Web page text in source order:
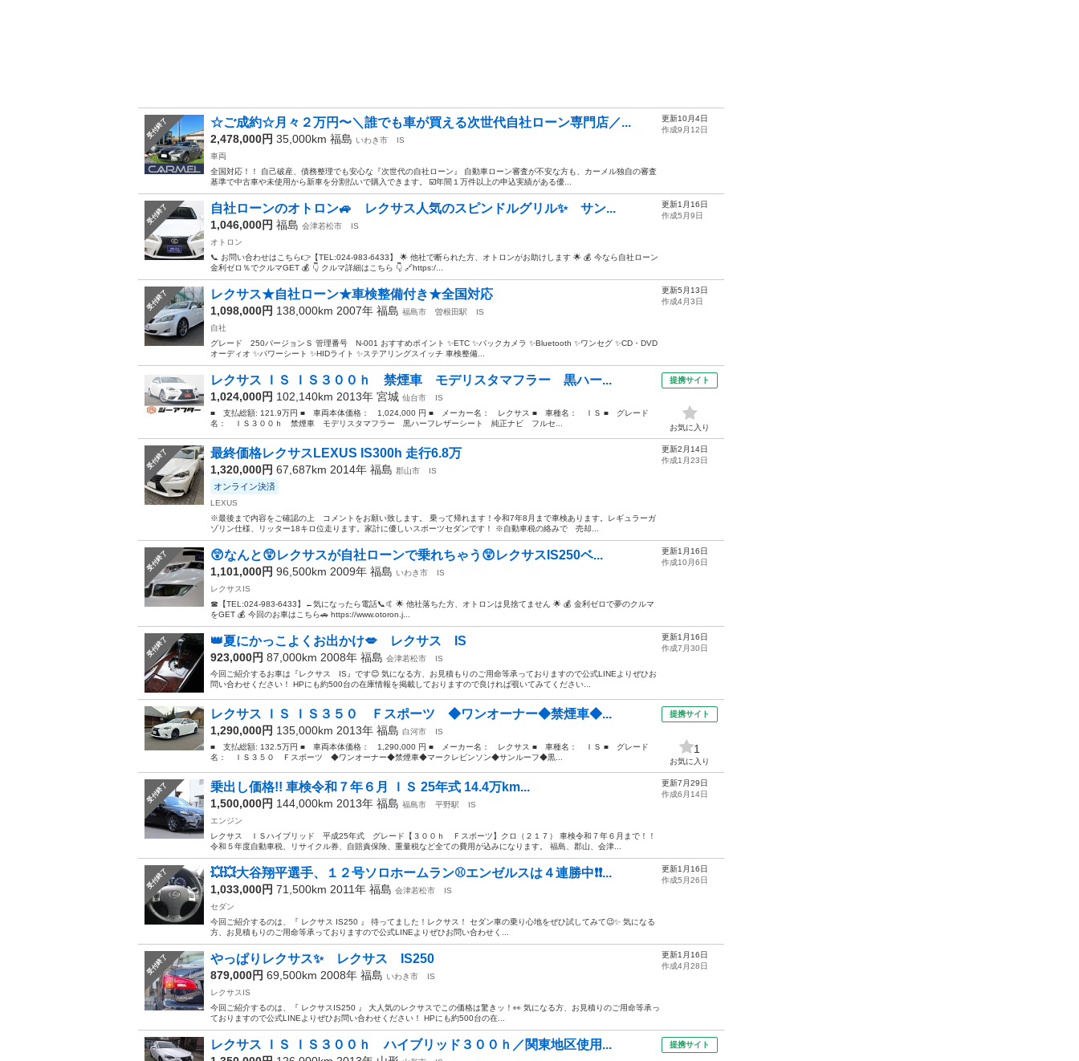
受付終了 ☆ご成約☆月々２万円〜＼誰でも車が買える次世代自社ローン専門店／...
2,478,000円 35,000km 福島 いわき市
IS
車両
全国対応！！ 自己破産、債務整理でも安心な『次世代の自社ローン』 自動車ローン審査が不安な方も、カーメル独自の審査
基準で中古車や未使用から新車を分割払いで購入できます。 ☑️年間１万件以上の申込実績がある優...
更新10月4日
作成9月12日
受付終了 自社ローンのオトロン🚙 レクサス人気のスピンドルグリル✨️ サン...
1,046,000円 福島 会津若松市
IS
オトロン
📞 お問い合わせはこちら👉【TEL:024-983-6433】 🌟 他社で断られた方、オトロンがお助けします 🌟 💰 今なら自社ローン
金利ゼロ％でクルマGET 💰 👇 クルマ詳細はこちら 👇 🔗https:/...
更新1月16日
作成5月9日
受付終了 レクサス★自社ローン★車検整備付き★全国対応
1,098,000円 138,000km 2007年 福島 福島市 曽根田駅
IS
自社
グレード 250バージョンＳ 管理番号 N-001 おすすめポイント ✨ETC ✨バックカメラ ✨Bluetooth ✨ワンセグ ✨CD・DVD
オーディオ ✨パワーシート ✨HIDライト ✨ステアリングスイッチ 車検整備...
更新5月13日
作成4月3日
レクサス ＩＳ ＩＳ３００ｈ 禁煙車 モデリスタマフラー 黒ハー...
1,024,000円 102,140km 2013年 宮城 仙台市
IS
■ 支払総額: 121.9万円 ■ 車両本体価格： 1,024,000 円 ■ メーカー名： レクサス ■ 車種名： ＩＳ ■ グレード
名： ＩＳ３００ｈ 禁煙車 モデリスタマフラー 黒ハーフレザーシート 純正ナビ フルセ...
提携サイト
お気に入り
受付終了 最終価格レクサスLEXUS IS300h 走行6.8万
1,320,000円 67,687km 2014年 福島 郡山市 IS
オンライン決済
LEXUS
※最後まで内容をご確認の上 コメントをお願い致します。 乗って帰れます！令和7年8月まで車検あります。レギュラーガ
ゾリン仕様、リッター18キロ位走ります。家計に優しいスポーツセダンです！ ※自動車税の絡みで 売却...
更新2月14日
作成1月23日
受付終了 😲なんと😲レクサスが自社ローンで乗れちゃう😲レクサスIS250ベ...
1,101,000円 96,500km 2009年 福島 いわき市
IS
レクサスIS
☎【TEL:024-983-6433】←気になったら電話📞🤙 🌟 他社落ちた方、オトロンは見捨てません 🌟 💰 金利ゼロで夢のクルマ
をGET 💰 今回のお車はこちら🚗 https://www.otoron.j...
更新1月16日
作成10月6日
受付終了 👑夏にかっこよくお出かけ💋 レクサス IS
923,000円 87,000km 2008年 福島 会津若松市
IS
今回ご紹介するお車は『レクサス IS』です😊 気になる方、お見積もりのご用命等承っておりますので公式LINEよりぜひお
問い合わせください！ HPにも約500台の在庫情報を掲載しておりますので良ければ覗いてみてください...
更新1月16日
作成7月30日
レクサス ＩＳ ＩＳ３５０ Ｆスポーツ ◆ワンオーナー◆禁煙車◆...
1,290,000円 135,000km 2013年 福島 白河市
IS
■ 支払総額: 132.5万円 ■ 車両本体価格： 1,290,000 円 ■ メーカー名： レクサス ■ 車種名： ＩＳ ■ グレード
名： ＩＳ３５０ Ｆスポーツ ◆ワンオーナー◆禁煙車◆マークレビンソン◆サンルーフ◆黒...
提携サイト
1
お気に入り
受付終了 乗出し価格!! 車検令和７年６月 ＩＳ 25年式 14.4万km...
1,500,000円 144,000km 2013年 福島 福島市 平野駅
IS
エンジン
レクサス ＩＳハイブリッド 平成25年式 グレード【３００ｈ Ｆスポーツ】クロ（２１７） 車検令和７年６月まで！！
令和５年度自動車税、リサイクル券、自賠責保険、重量税など全ての費用が込みになります。 福島、郡山、会津...
更新7月29日
作成6月14日
受付終了 💥💥大谷翔平選手、１２号ソロホームラン⚾エンゼルスは４連勝中❗❗...
1,033,000円 71,500km 2011年 福島 会津若松市
IS
セダン
今回ご紹介するのは、『 レクサス IS250 』 待ってました！レクサス！ セダン車の乗り心地をぜひ試してみて😉✨ 気になる
方、お見積もりのご用命等承っておりますので公式LINEよりぜひお問い合わせく...
更新1月16日
作成5月26日
受付終了 やっぱりレクサス✨ レクサス IS250
879,000円 69,500km 2008年 福島 いわき市
IS
レクサスIS
今回ご紹介するのは、『 レクサスIS250 』 大人気のレクサスでこの価格は驚きッ！👀 気になる方、お見積りのご用命等承っ
ておりますので公式LINEよりぜひお問い合わせください！ HPにも約500台の在...
更新1月16日
作成4月28日
レクサス ＩＳ ＩＳ３００ｈ ハイブリッド３００ｈ／関東地区使用... 提携サイト